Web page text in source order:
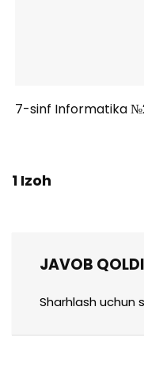
7-sinf Informatika
1 Izoh
JAVOB
Sharhlash uchun